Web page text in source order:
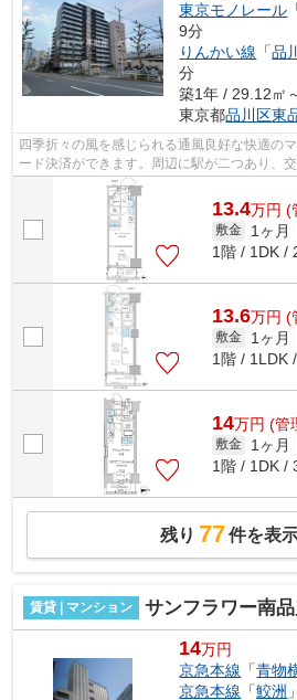
東京モノレール
9分
りんかい線 「品
分
築1年 / 29.12㎡
東京都品川区東
四季折々の風を感じられる通風良好な快適の
ード決済ができます。周辺に駅が二つあり、
ら徒歩7分に立地する物件です。こちら...
13.4万円 (
敷金 1ヶ月
1階 / 1DK /
13.6万円 (
敷金 1ヶ月
1階 / 1LDK
14万円 (管
敷金 1ヶ月
1階 / 1DK /
残り 77件を表
賃貸 | マンション サンフラワー南品
14万円
京急本線 「青物
京急本線 「鮫洲